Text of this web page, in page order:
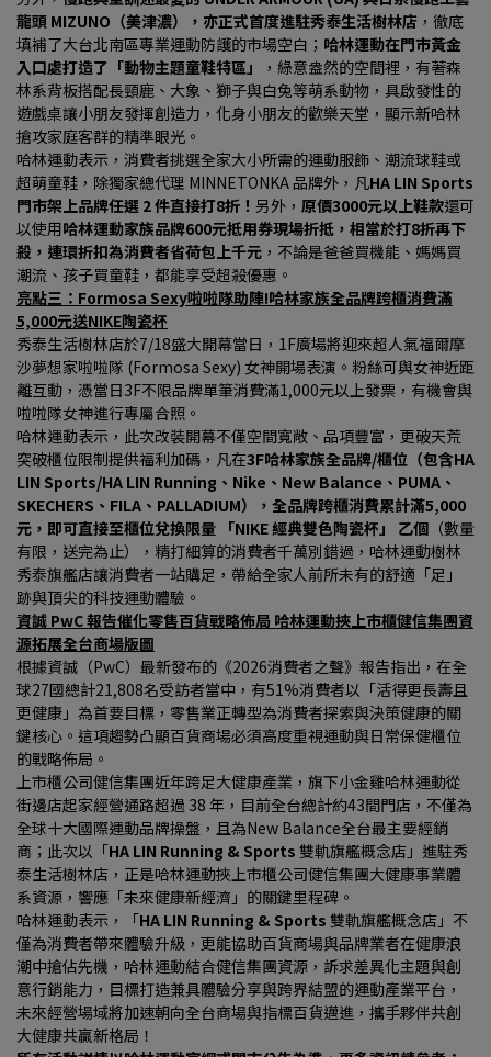
龍頭 MIZUNO（美津濃），亦正式首度進駐秀泰生活樹林店 ，徹底
填補了大台北南區專業運動防護的市場空白； 哈林運動在門市黃金
入口處打造了「動物主題童鞋特區」
，綠意盎然的空間裡，有著森
林系背板搭配長頸鹿、大象、獅子與白兔等萌系動物，具啟發性的
遊戲桌讓小朋友發揮創造力，化身小朋友的歡樂天堂，顯示新哈林
搶攻家庭客群的精準眼光。
哈林運動表示，消費者挑選全家大小所需的運動服飾、潮流球鞋或
超萌童鞋，除獨家總代理 MINNETONKA 品牌外，凡HA LIN Sports
門市架上品牌任選 2 件直接打8折！ 另外， 原價3000元以上鞋款還可
以使用哈林運動家族品牌600元抵用券現場折抵，相當於打8折再下
殺，連環折扣為消費者省荷包上千元 ，不論是爸爸買機能、媽媽買
潮流、孩子買童鞋，都能享受超殺優惠。
亮點三：Formosa Sexy啦啦隊助陣!哈林家族全品牌跨櫃消費滿
5,000元送NIKE陶瓷杯
秀泰生活樹林店於7/18盛大開幕當日，1F廣場將迎來超人氣福爾摩
沙夢想家啦啦隊 (Formosa Sexy) 女神開場表演。粉絲可與女神近距
離互動，憑當日3F不限品牌單筆消費滿1,000元以上發票，有機會與
啦啦隊女神進行專屬合照。
哈林運動表示，此次改裝開幕不僅空間寬敞、品項豐富，更破天荒
突破櫃位限制提供福利加碼，凡在3F哈林家族全品牌/櫃位（包含HA
LIN Sports/HA LIN Running、Nike、New Balance、PUMA、
SKECHERS、FILA、PALLADIUM），全品牌跨櫃消費累計滿5,000
元，即可直接至櫃位兌換限量 「NIKE 經典雙色陶瓷杯」 乙個 （數量
有限，送完為止），精打細算的消費者千萬別錯過，哈林運動樹林
秀泰旗艦店讓消費者一站購足，帶給全家人前所未有的舒適「足」
跡與頂尖的科技運動體驗。
資誠 PwC 報告催化零售百貨戰略佈局 哈林運動挾上市櫃健信集團資
源拓展全台商場版圖
根據資誠（PwC）最新發布的《2026消費者之聲》報告指出，在全
球27國總計21,808名受訪者當中，有51%消費者以「活得更長壽且
更健康」為首要目標，零售業正轉型為消費者探索與決策健康的關
鍵核心。這項趨勢凸顯百貨商場必須高度重視運動與日常保健櫃位
的戰略佈局。
上市櫃公司健信集團近年跨足大健康產業，旗下小金雞哈林運動從
街邊店起家經營通路超過 38 年，目前全台總計約43間門店，不僅為
全球十大國際運動品牌操盤，且為New Balance全台最主要經銷
商；此次以「HA LIN Running & Sports 雙軌旗艦概念店」進駐秀
泰生活樹林店，正是哈林運動挾上市櫃公司健信集團大健康事業體
系資源，響應「未來健康新經濟」的關鍵里程碑。
哈林運動表示，「HA LIN Running & Sports 雙軌旗艦概念店」不
僅為消費者帶來體驗升級，更能協助百貨商場與品牌業者在健康浪
潮中搶佔先機，哈林運動結合健信集團資源，訴求差異化主題與創
意行銷能力，目標打造兼具體驗分享與跨界結盟的運動產業平台，
未來經營場域將加速朝向全台商場與指標百貨邁進，攜手夥伴共創
大健康共贏新格局！